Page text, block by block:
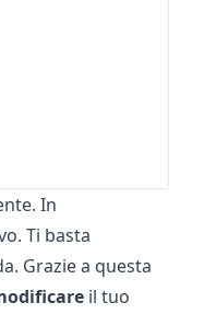
In
Ti basta
Grazie a questa
il tuo